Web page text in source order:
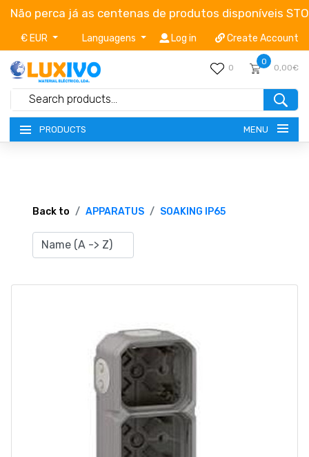
Não perca já as centenas de produtos disponíveis
€ EUR Languagens Log in Create Account
0
0
0,00€
PRODUCTS MENU
TERMS OF SERVICE
CATALOGUES
geral@luxivo.pt
Back to APPARATUS SOAKING IP65